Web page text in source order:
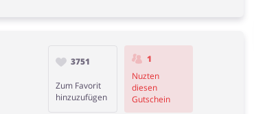
3751
Zum Favorit
hinzuzufügen
1
Nuzten
diesen
Gutschein